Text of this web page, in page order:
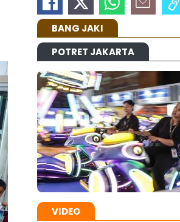
BANG JAKI
POTRET JAKARTA
VIDEO